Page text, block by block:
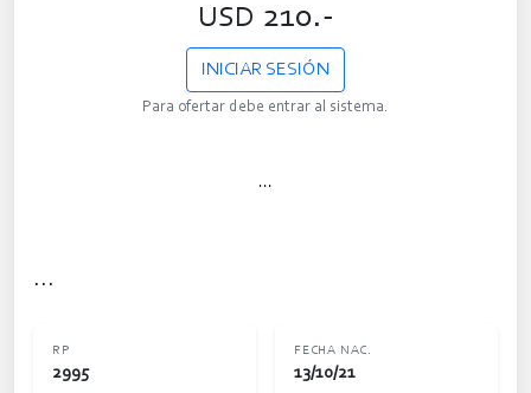
USD 210.-
INICIAR SESIÓN
Para ofertar debe entrar al sistema.
...
...
RP
2995
FECHA NAC.
13/10/21